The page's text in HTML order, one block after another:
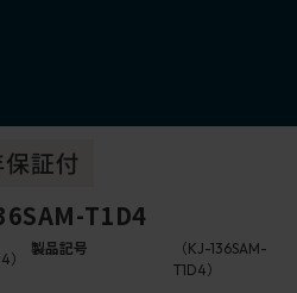
T1D4
）
製品記号
（KJ-136SAM-
T1D4）